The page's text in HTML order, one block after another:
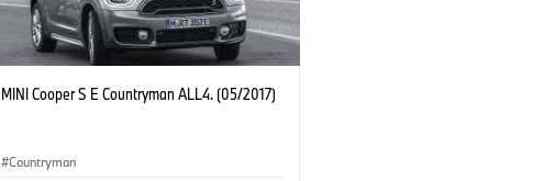
MINI Cooper S E Countryman ALL4. (05/2017)
Countryman